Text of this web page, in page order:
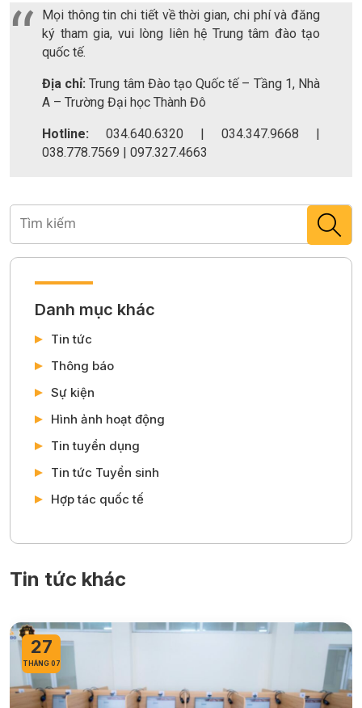
Mọi thông tin chi tiết về thời gian, chi phí và đăng
ký tham gia, vui lòng liên hệ Trung tâm đào tạo
quốc tế.
Địa chỉ: Trung tâm Đào tạo Quốc tế – Tầng 1, Nhà
A – Trường Đại học Thành Đô
Hotline: 034.640.6320 | 034.347.9668 |
038.778.7569 | 097.327.4663
Danh mục khác
Tin tức
Thông báo
Sự kiện
Hình ảnh hoạt động
Tin tuyển dụng
Tin tức Tuyển sinh
Hợp tác quốc tế
Tin tức khác
27
THÁNG 07